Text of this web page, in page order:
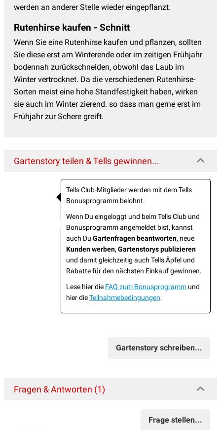
werden an anderer Stelle wieder eingepflanzt.
Rutenhirse kaufen - Schnitt
Wenn Sie eine Rutenhirse kaufen und pflanzen, sollten
Sie diese erst am Winterende oder im zeitigen Frühjahr
bodennah zurückschneiden, obwohl das Laub im
Winter vertrocknet. Da die verschiedenen Rutenhirse-
Sorten meist eine hohe Standfestigkeit haben, wirken
sie auch im Winter zierend. so dass man gerne erst im
Frühjahr zur Schere greift.
Gartenstory teilen & Tells gewinnen...
Tells Club-Mitglieder werden mit dem Tells
Bonusprogramm belohnt.
Wenn Du eingeloggt und beim Tells Club und
Bonusprogramm angemeldet bist, kannst
auch Du Gartenfragen beantworten, neue
Kunden werben, Gartenstorys publizieren
und damit gleichzeitig auch Tells Äpfel und
Rabatte für den nächsten Einkauf gewinnen.
Lese hier die FAQ zum Bonusprogramm und
hier dieTeilnahmebedingungen.
Gartenstory schreiben...
Fragen & Antworten (1)
Frage stellen...